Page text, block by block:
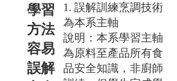
學習
方法
容易
誤解
1. 誤解訓練烹調技術
為本系主軸
說明：本系學習主軸
為原料至產品所有食
品安全知識，非廚師